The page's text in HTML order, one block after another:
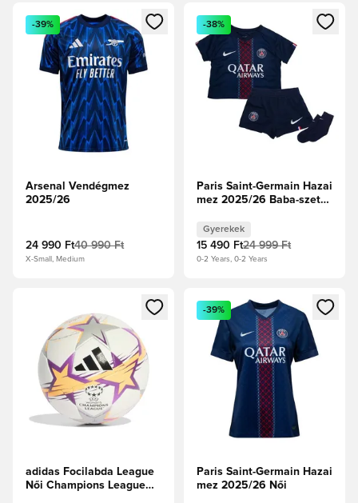
Megnyit egy modált a bejelentkezéshez vagy a tagként
-39%
Arsenal Vendégmez
2025/26
24 990 Ft40 990 Ft
X-Small, Medium
Megnyit egy modált a
-38%
Paris Saint-Germain Hazai
mez 2025/26 Baba-szett
Gyerekek
15 490 Ft24 999 Ft
0-2 Years, 0-2 Years
Megnyit egy modált a bejelentkezéshez vagy a tagként
adidas Focilabda League
Női Champions League
Megnyit egy modált a
-39%
Paris Saint-Germain Hazai
mez 2025/26 Női